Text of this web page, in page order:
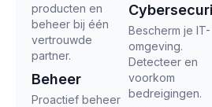
producten en
beheer bij één
vertrouwde
partner.
Beheer
Proactief beheer
Bescherm je IT-
omgeving.
Detecteer en
voorkom
bedreigingen.